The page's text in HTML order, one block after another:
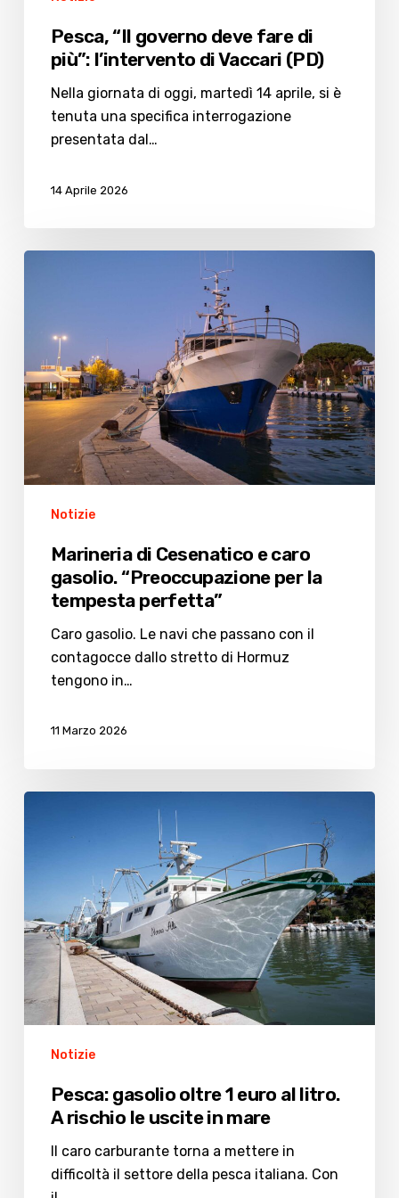
Pesca, “Il governo deve fare di
più”: l’intervento di Vaccari (PD)
Nella giornata di oggi, martedì 14 aprile, si è
tenuta una specifica interrogazione
presentata dal…
14 Aprile 2026
gasolio.
“Preoccupazione
per
tempesta
Notizie
Marineria di Cesenatico e caro
gasolio. “Preoccupazione per la
tempesta perfetta”
Caro gasolio. Le navi che passano con il
contagocce dallo stretto di Hormuz
tengono in…
11 Marzo 2026
al
litro.
A
rischio
le
Notizie
Pesca: gasolio oltre 1 euro al litro.
A rischio le uscite in mare
Il caro carburante torna a mettere in
difficoltà il settore della pesca italiana. Con